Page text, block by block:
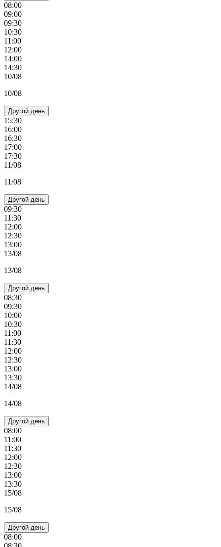
08:00
09:00
09:30
10:30
11:00
12:00
14:00
14:30
10/08
10/08
Другой день
15:30
16:00
16:30
17:00
17:30
11/08
11/08
Другой день
09:30
11:30
12:00
12:30
13:00
13/08
13/08
Другой день
08:30
09:30
10:00
10:30
11:00
11:30
12:00
12:30
13:00
13:30
14/08
14/08
Другой день
08:00
11:00
11:30
12:00
12:30
13:00
13:30
15/08
15/08
Другой день
08:00